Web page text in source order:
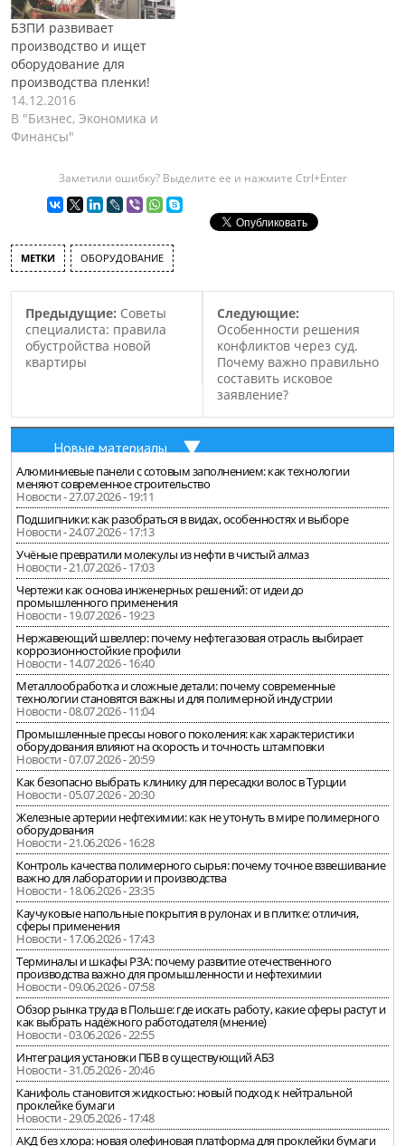
БЗПИ развивает
производство и ищет
оборудование для
производства пленки!
14.12.2016
В "Бизнес, Экономика и
Финансы"
Заметили ошибку? Выделите ее и нажмите Ctrl+Enter
МЕТКИ ОБОРУДОВАНИЕ
Предыдущие: Советы
специалиста: правила
обустройства новой
квартиры
Следующие:
Особенности решения
конфликтов через суд.
Почему важно правильно
составить исковое
заявление?
Новые материалы
Алюминиевые панели с сотовым заполнением: как технологии
меняют современное строительство
Новости - 27.07.2026 - 19:11
Подшипники: как разобраться в видах, особенностях и выборе
Новости - 24.07.2026 - 17:13
Учёные превратили молекулы из нефти в чистый алмаз
Новости - 21.07.2026 - 17:03
Чертежи как основа инженерных решений: от идеи до
промышленного применения
Новости - 19.07.2026 - 19:23
Нержавеющий швеллер: почему нефтегазовая отрасль выбирает
коррозионностойкие профили
Новости - 14.07.2026 - 16:40
Металлообработка и сложные детали: почему современные
технологии становятся важны и для полимерной индустрии
Новости - 08.07.2026 - 11:04
Промышленные прессы нового поколения: как характеристики
оборудования влияют на скорость и точность штамповки
Новости - 07.07.2026 - 20:59
Как безопасно выбрать клинику для пересадки волос в Турции
Новости - 05.07.2026 - 20:30
Железные артерии нефтехимии: как не утонуть в мире полимерного
оборудования
Новости - 21.06.2026 - 16:28
Контроль качества полимерного сырья: почему точное взвешивание
важно для лаборатории и производства
Новости - 18.06.2026 - 23:35
Каучуковые напольные покрытия в рулонах и в плитке: отличия,
сферы применения
Новости - 17.06.2026 - 17:43
Терминалы и шкафы РЗА: почему развитие отечественного
производства важно для промышленности и нефтехимии
Новости - 09.06.2026 - 07:58
Обзор рынка труда в Польше: где искать работу, какие сферы растут и
как выбрать надёжного работодателя (мнение)
Новости - 03.06.2026 - 22:55
Интеграция установки ПБВ в существующий АБЗ
Новости - 31.05.2026 - 20:46
Канифоль становится жидкостью: новый подход к нейтральной
проклейке бумаги
Новости - 29.05.2026 - 17:48
АКД без хлора: новая олефиновая платформа для проклейки бумаги